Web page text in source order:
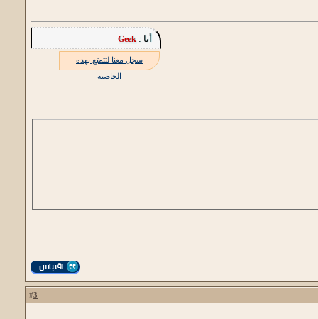
أنا :Geek
سجل معنا لتتمتع بهذه
الخاصية
3